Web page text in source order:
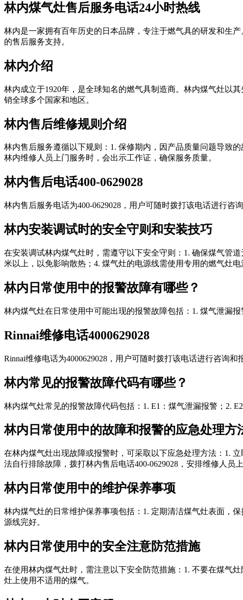
林内煤气灶售后服务电话24小时热线
林内是一家拥有百年历史的日本品牌，专注于燃气具的研发和生
的售后服务支持。
林内介绍
林内成立于1920年，是全球知名的燃气具制造商。林内煤气灶以
销全球多个国家和地区。
林内售后维修规则介绍
林内售后服务遵循以下规则：1. 保修期内，因产品质量问题导致
林内维修人员上门服务时，会出示工作证，确保服务质量。
林内售后电话400-0629028
林内售后服务电话为400-0629028，用户可随时拨打该电话进行咨
林内安装调试时的安全守则和安装技巧
在安装调试林内煤气灶时，需遵守以下安全守则：1. 确保煤气管
米以上，以免影响散热；4. 煤气灶的电源线需使用专用的燃气灶电
林内日常使用中的报警故障有哪些？
林内煤气灶在日常使用中可能出现的报警故障包括：1. 煤气泄漏
Rinnai维修电话4000629028
Rinnai维修电话为4000629028，用户可随时拨打该电话进行咨询
林内常见的报警故障代码有哪些？
林内煤气灶常见的报警故障代码包括：1. E1：煤气泄漏报警；2.
林内日常使用中的故障和报警的应急处理方
在林内煤气灶出现故障或报警时，可采取以下应急处理方法：1.
法自行排除故障，拨打林内售后电话400-0629028，安排维修人员上
林内日常使用中的维护保养事项
林内煤气灶的日常维护保养事项包括：1. 定期清洁煤气灶表面，
源线完好。
林内日常使用中的安全注意防范措施
在使用林内煤气灶时，需注意以下安全防范措施：1. 不要在煤气
灶上使用不适用的煤气。